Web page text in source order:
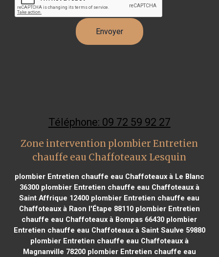
Téléphone: 09 72 59 92 27
Zone intervention plombier Entretien
chauffe eau Chaffoteaux Lesquin
plombier Entretien chauffe eau Chaffoteaux à Le Blanc
36300plombier Entretien chauffe eau Chaffoteaux à
Saint Affrique 12400 plombier Entretien chauffe eau
Chaffoteaux à Raon l'Étape 88110plombier Entretien
chauffe eau Chaffoteaux à Bompas 66430 plombier
Entretien chauffe eau Chaffoteaux à Saint Saulve 59880
plombier Entretien chauffe eau Chaffoteaux à
Magnanville 78200plombier Entretien chauffe eau